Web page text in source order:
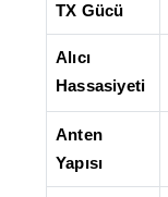
TX Gücü
Alıcı
Hassasiyeti
Anten
Yapısı